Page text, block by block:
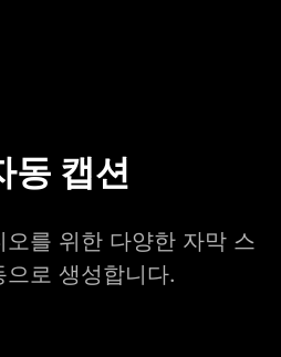
동 캡션
를 위한 다양한 자막 스
으로 생성합니다.